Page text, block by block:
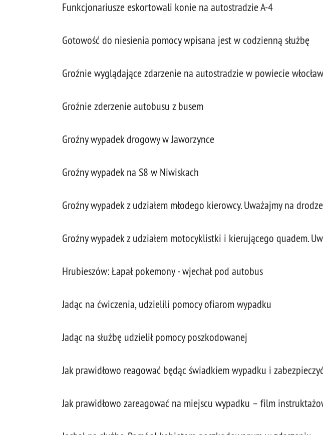
Funkcjonariusze eskortowali konie na autostradzie A-4
Gotowość do niesienia pomocy wpisana jest w codzienną służbę
Groźnie wyglądające zdarzenie na autostradzie w powiecie
Groźnie zderzenie autobusu z busem
Groźny wypadek drogowy w Jaworzynce
Groźny wypadek na S8 w Niwiskach
Groźny wypadek z udziałem młodego kierowcy. Uważajmy na drodze
Groźny wypadek z udziałem motocyklistki i kierującego quadem.
Hrubieszów: Łapał pokemony - wjechał pod autobus
Jadąc na ćwiczenia, udzielili pomocy ofiarom wypadku
Jadąc na służbę udzielił pomocy poszkodowanej
Jak prawidłowo reagować będąc świadkiem wypadku i
Jak prawidłowo zareagować na miejscu wypadku – film